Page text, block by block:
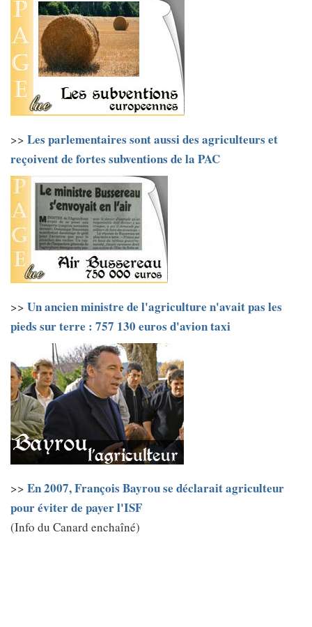
>> Les parlementaires sont aussi des agriculteurs et
reçoivent de fortes subventions de la PAC
>> Un ancien ministre de l'agriculture n'avait pas les
pieds sur terre : 757 130 euros d'avion taxi
>> En 2007, François Bayrou se déclarait agriculteur
pour éviter de payer l'ISF
(Info du Canard enchaîné)